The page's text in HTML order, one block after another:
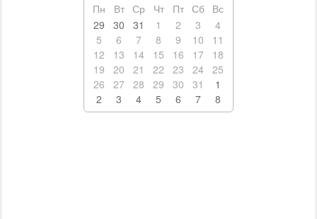
Пн
Вт Ср Чт Пт Сб Вс
29
30 31 1 2 3
4
5
6 7 8 9 10
11
12
13 14 15 16 17
18
19
20 21 22 23 24 25
26
27 28 29 30 31
1
2
3 4 5 6 7 8